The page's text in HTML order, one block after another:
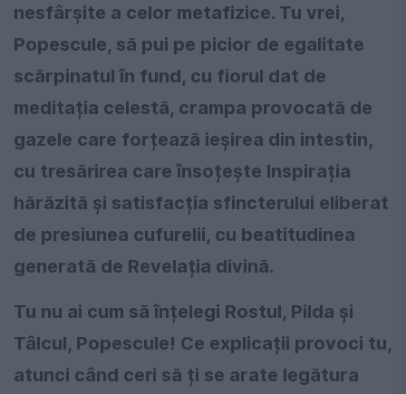
nesfârșite a celor metafizice. Tu vrei,
Popescule, să pui pe picior de egalitate
scărpinatul în fund, cu fiorul dat de
meditația celestă, crampa provocată de
gazele care forțează ieșirea din intestin,
cu tresărirea care însoțește Inspirația
hărăzită și satisfacția sfincterului eliberat
de presiunea cufurelii, cu beatitudinea
generată de Revelația divină.
Tu nu ai cum să înțelegi Rostul, Pilda și
Tâlcul, Popescule! Ce explicații provoci tu,
atunci când ceri să ți se arate legătura